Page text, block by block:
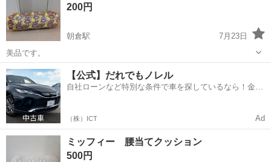
入口を予定しています ...
200円
朝倉駅
7月23日
美品です。
高知 高知市 朝倉駅 ソファ
【公式】だれでもノレル
自社ローンなど特別な条件で車を探しているなら！金利
（株）ICT Ad
ミッフィー 腰当てクッション
500円